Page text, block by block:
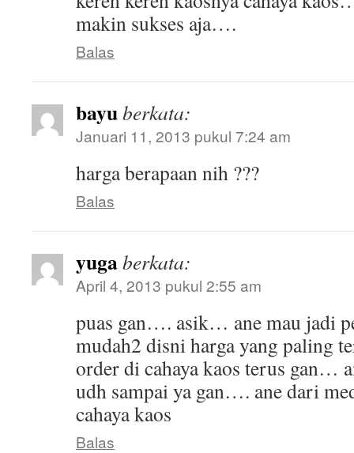
makin sukses aja….
Balas
bayuberkata:
Januari 11, 2013 pukul 7:24 am
harga berapaan nih ???
Balas
yugaberkata:
April 4, 2013 pukul 2:55 am
puas gan…. asik… ane mau jadi
mudah2 disni harga yang paling
order di cahaya kaos terus gan…
udh sampai ya gan…. ane dari
cahaya kaos
Balas